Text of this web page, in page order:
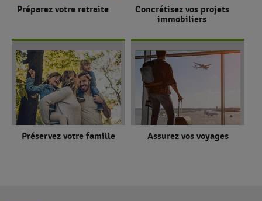
Préparez votre retraite
Concrétisez vos projets
immobiliers
Préservez votre famille Assurez vos voyages